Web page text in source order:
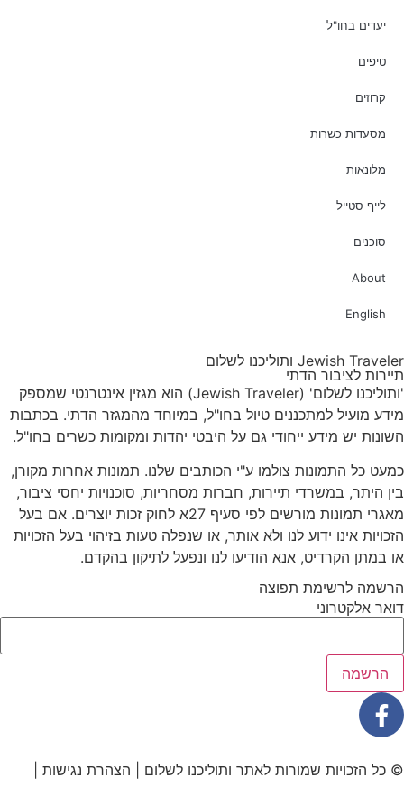
יעדים בחו"ל
טיפים
קרוזים
מסעדות כשרות
מלונאות
לייף סטייל
סוכנים
About
English
Jewish Traveler ותוליכנו לשלום
תיירות לציבור הדתי
'ותוליכנו לשלום' (Jewish Traveler) הוא מגזין אינטרנטי שמספק
מידע מועיל למתכננים טיול בחו"ל, במיוחד מהמגזר הדתי. בכתבות
השונות יש מידע ייחודי גם על היבטי יהדות ומקומות כשרים בחו"ל.
כמעט כל התמונות צולמו ע"י הכותבים שלנו. תמונות אחרות מקורן,
בין היתר, במשרדי תיירות, חברות מסחריות, סוכנויות יחסי ציבור,
מאגרי תמונות מורשים לפי סעיף 27א לחוק זכות יוצרים. אם בעל
הזכויות אינו ידוע לנו ולא אותר, או שנפלה טעות בזיהוי בעל הזכויות
או במתן הקרדיט, אנא הודיעו לנו ונפעל לתיקון בהקדם.
הרשמה לרשימת תפוצה
דואר אלקטרוני
© כל הזכויות שמורות לאתר ותוליכנו לשלום | הצהרת נגישות